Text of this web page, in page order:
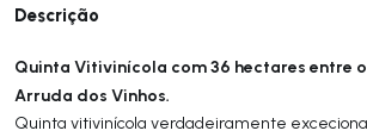
Descrição
Quinta Vitivinícola com 36 hectares entre
Arruda dos Vinhos.
Quinta vitivinícola verdadeiramente